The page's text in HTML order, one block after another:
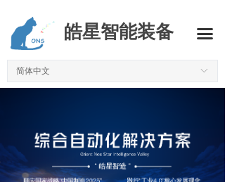
끀
首页
新能源汽车行业
3C行业
机器视觉
MES系统
皓星智能装备
ꀅ
简体中文